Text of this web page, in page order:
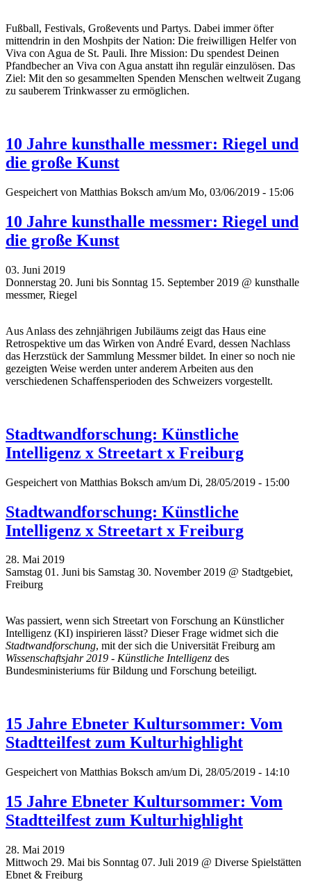
Fußball, Festivals, Großevents und Partys. Dabei immer öfter
mittendrin in den Moshpits der Nation: Die freiwilligen Helfer von
Viva con Agua de St. Pauli. Ihre Mission: Du spendest Deinen
Pfandbecher an Viva con Agua anstatt ihn regulär einzulösen. Das
Ziel: Mit den so gesammelten Spenden Menschen weltweit Zugang
zu sauberem Trinkwasser zu ermöglichen.
10 Jahre kunsthalle messmer: Riegel und
die große Kunst
Gespeichert von Matthias Boksch am/um Mo, 03/06/2019 - 15:06
10 Jahre kunsthalle messmer: Riegel und
die große Kunst
03. Juni 2019
Donnerstag 20. Juni bis Sonntag 15. September 2019 @ kunsthalle
messmer, Riegel
Aus Anlass des zehnjährigen Jubiläums zeigt das Haus eine
Retrospektive um das Wirken von André Evard, dessen Nachlass
das Herzstück der Sammlung Messmer bildet. In einer so noch nie
gezeigten Weise werden unter anderem Arbeiten aus den
verschiedenen Schaffensperioden des Schweizers vorgestellt.
Stadtwandforschung: Künstliche
Intelligenz x Streetart x Freiburg
Gespeichert von Matthias Boksch am/um Di, 28/05/2019 - 15:00
Stadtwandforschung: Künstliche
Intelligenz x Streetart x Freiburg
28. Mai 2019
Samstag 01. Juni bis Samstag 30. November 2019 @ Stadtgebiet,
Freiburg
Was passiert, wenn sich Streetart von Forschung an Künstlicher
Intelligenz (KI) inspirieren lässt? Dieser Frage widmet sich die
Stadtwandforschung, mit der sich die Universität Freiburg am
Wissenschaftsjahr 2019 - Künstliche Intelligenz des
Bundesministeriums für Bildung und Forschung beteiligt.
15 Jahre Ebneter Kultursommer: Vom
Stadtteilfest zum Kulturhighlight
Gespeichert von Matthias Boksch am/um Di, 28/05/2019 - 14:10
15 Jahre Ebneter Kultursommer: Vom
Stadtteilfest zum Kulturhighlight
28. Mai 2019
Mittwoch 29. Mai bis Sonntag 07. Juli 2019 @ Diverse Spielstätten
Ebnet & Freiburg